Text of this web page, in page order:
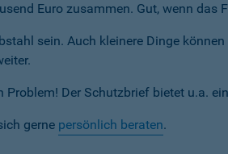
Euro zusammen. Gut, wenn das
sein. Auch kleinere Dinge
Der Schutzbrief bietet u.a.
gerne persönlich beraten.